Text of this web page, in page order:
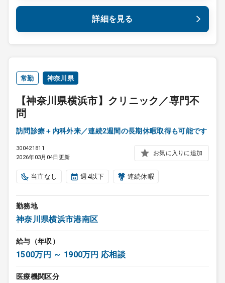
詳細を見る
常勤 神奈川県
【神奈川県横浜市】クリニック／専門不
問
訪問診療＋内科外来／連続2週間の長期休暇取得も可能です
300421811
2026年03月04日更新
お気に入りに追加
当直なし 週4以下 連続休暇
勤務地
神奈川県横浜市港南区
給与（年収）
1500万円 ～ 1900万円 応相談
医療機関区分